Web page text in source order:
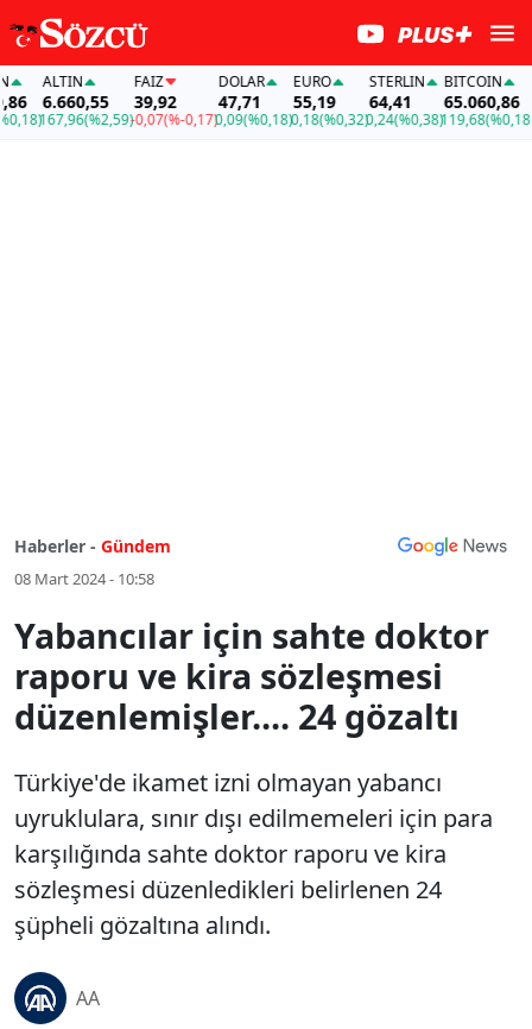
ALTIN
6.660,55
167,96(%2,59)
FAİZ
39,92
-0,07(%-0,17)
DOLAR
47,71
0,09(%0,18)
EURO
55,19
0,18(%0,32)
STERLIN
64,41
0,24(%0,38)
BITCOIN
65.060,86
119,68(%0,18)
Haberler - Gündem
08 Mart 2024 - 10:58
Yabancılar için sahte doktor
raporu ve kira sözleşmesi
düzenlemişler.... 24 gözaltı
Türkiye'de ikamet izni olmayan yabancı
uyruklulara, sınır dışı edilmemeleri için para
karşılığında sahte doktor raporu ve kira
sözleşmesi düzenledikleri belirlenen 24
şüpheli gözaltına alındı.
AA